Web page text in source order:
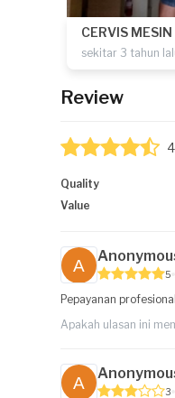
CERVIS
sekitar 3 tahun
Review
Quality
Value
5
Pepayanan profesional
Apakah ulasan ini
3